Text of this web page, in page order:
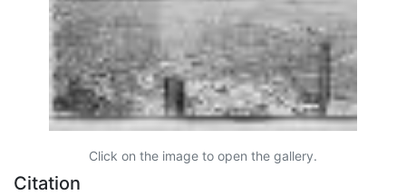
Click on the image to open the gallery.
Citation